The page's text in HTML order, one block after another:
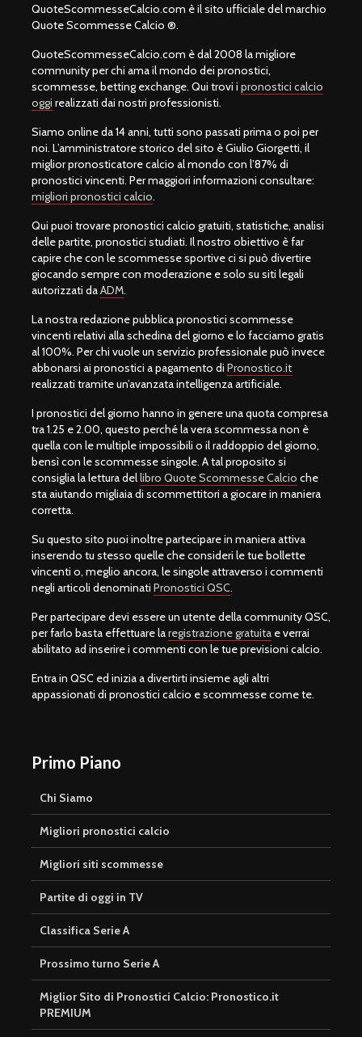
QuoteScommesseCalcio.com è il sito ufficiale del marchio
Quote Scommesse Calcio ®.
QuoteScommesseCalcio.com è dal 2008 la migliore
community per chi ama il mondo dei pronostici,
scommesse, betting exchange. Qui trovi i pronostici calcio
oggi realizzati dai nostri professionisti.
Siamo online da 14 anni, tutti sono passati prima o poi per
noi. L’amministratore storico del sito è Giulio Giorgetti, il
miglior pronosticatore calcio al mondo con l’87% di
pronostici vincenti. Per maggiori informazioni consultare:
migliori pronostici calcio.
Qui puoi trovare pronostici calcio gratuiti, statistiche, analisi
delle partite, pronostici studiati. Il nostro obiettivo è far
capire che con le scommesse sportive ci si può divertire
giocando sempre con moderazione e solo su siti legali
autorizzati daADM.
La nostra redazione pubblica pronostici scommesse
vincenti relativi alla schedina del giorno e lo facciamo gratis
al 100%. Per chi vuole un servizio professionale può invece
abbonarsi ai pronostici a pagamento di Pronostico.it
realizzati tramite un’avanzata intelligenza artificiale.
I pronostici del giorno hanno in genere una quota compresa
tra 1.25 e 2.00, questo perché la vera scommessa non è
quella con le multiple impossibili o il raddoppio del giorno,
bensì con le scommesse singole. A tal proposito si
consiglia la lettura dellibro Quote Scommesse Calcio che
sta aiutando migliaia di scommettitori a giocare in maniera
corretta.
Su questo sito puoi inoltre partecipare in maniera attiva
inserendo tu stesso quelle che consideri le tue bollette
vincenti o, meglio ancora, le singole attraverso i commenti
negli articoli denominati Pronostici QSC.
Per partecipare devi essere un utente della community QSC,
per farlo basta effettuare laregistrazione gratuita e verrai
abilitato ad inserire i commenti con le tue previsioni calcio.
Entra in QSC ed inizia a divertirti insieme agli altri
appassionati di pronostici calcio e scommesse come te.
Primo Piano
Chi Siamo
Migliori pronostici calcio
Migliori siti scommesse
Partite di oggi in TV
Classifica Serie A
Prossimo turno Serie A
Miglior Sito di Pronostici Calcio: Pronostico.it
PREMIUM